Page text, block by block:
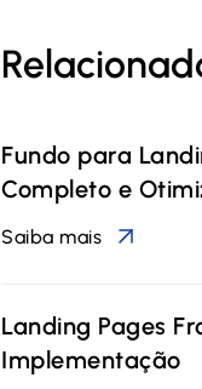
Fundo para
Completo e
Saiba mais
Landing Pages
Implementação